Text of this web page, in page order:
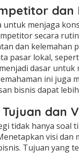
dan
untuk menjaga
secara
dan kelemahan
pasar lokal,
dasar
ini juga
bisnis dapat
dan
tidak hanya soal
visi dan
Tujuan yang